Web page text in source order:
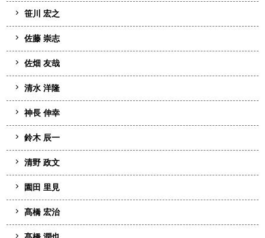
笹川 宏之
佐藤 崇志
佐畑 友哉
清水 洋隆
神長 伸幸
鈴木 辰一
清野 政文
園田 里見
髙橋 宏治